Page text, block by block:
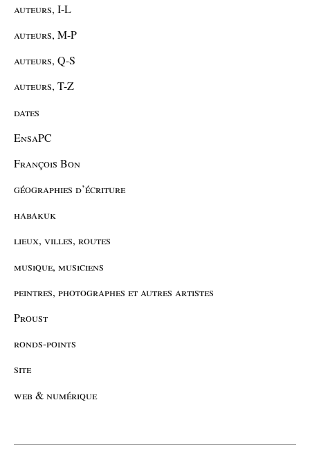
auteurs, I-L
auteurs, M-P
auteurs, Q-S
auteurs, T-Z
dates
EnsaPC
François Bon
géographies d’écriture
habakuk
lieux, villes, routes
musique, musiciens
peintres, photographes et autres artistes
Proust
ronds-points
site
web & numérique